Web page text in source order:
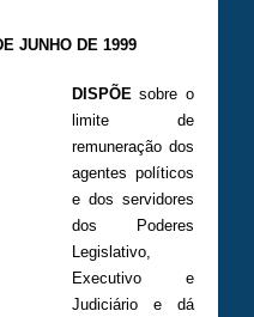
JUNHO DE 1999
DISPÕEsobre o
limite de
remuneração dos
agentes políticos
e dos servidores
dos Poderes
Legislativo,
Executivo e
Judiciário e dá